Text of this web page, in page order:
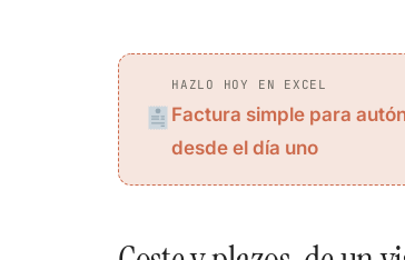
HAZLO HOY EN EXCEL
Factura simple para
desde el día uno